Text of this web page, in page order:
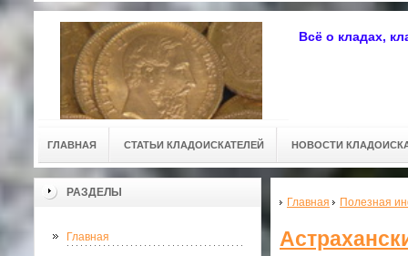
Всё о кладах,
ГЛАВНАЯ СТАТЬИ КЛАДОИСКАТЕЛЕЙ НОВОСТИ
РАЗДЕЛЫ
Главная
Главная Полезная